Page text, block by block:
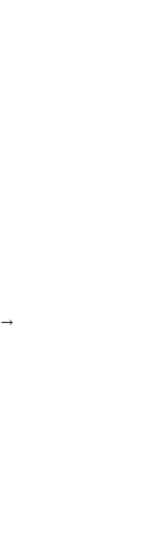
→